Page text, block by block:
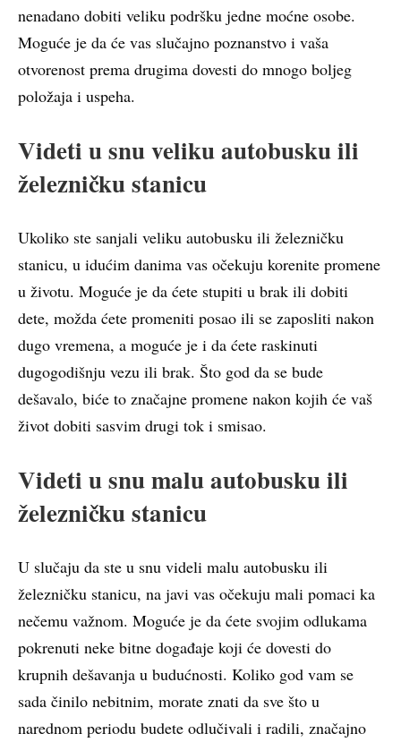
nenadano dobiti veliku podršku jedne moćne osobe.
Moguće je da će vas slučajno poznanstvo i vaša
otvorenost prema drugima dovesti do mnogo boljeg
položaja i uspeha.
Videti u snu veliku autobusku ili
železničku stanicu
Ukoliko ste sanjali veliku autobusku ili železničku
stanicu, u idućim danima vas očekuju korenite promene
u životu. Moguće je da ćete stupiti u brak ili dobiti
dete, možda ćete promeniti posao ili se zaposliti nakon
dugo vremena, a moguće je i da ćete raskinuti
dugogodišnju vezu ili brak. Što god da se bude
dešavalo, biće to značajne promene nakon kojih će vaš
život dobiti sasvim drugi tok i smisao.
Videti u snu malu autobusku ili
železničku stanicu
U slučaju da ste u snu videli malu autobusku ili
železničku stanicu, na javi vas očekuju mali pomaci ka
nečemu važnom. Moguće je da ćete svojim odlukama
pokrenuti neke bitne događaje koji će dovesti do
krupnih dešavanja u budućnosti. Koliko god vam se
sada činilo nebitnim, morate znati da sve što u
narednom periodu budete odlučivali i radili, značajno